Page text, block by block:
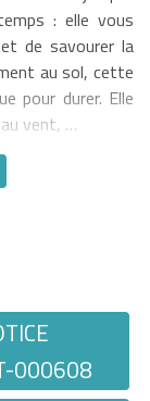
: elle vous
de savourer la
au sol, cette
pour durer. Elle
vent, …
000608